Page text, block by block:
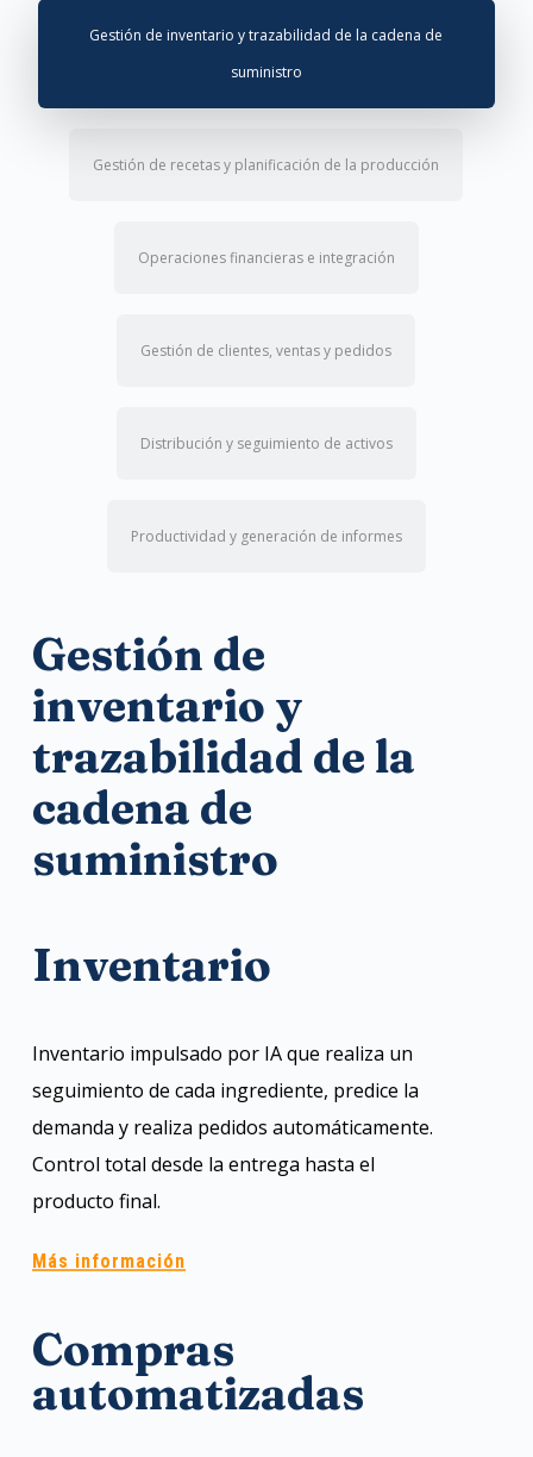
Gestión de inventario y trazabilidad de la cadena de
suministro
Gestión de recetas y planificación de la producción
Operaciones financieras e integración
Gestión de clientes, ventas y pedidos
Distribución y seguimiento de activos
Productividad y generación de informes
Gestión de
inventario y
trazabilidad de la
cadena de
suministro
Inventario
Inventario impulsado por IA que realiza un
seguimiento de cada ingrediente, predice la
demanda y realiza pedidos automáticamente.
Control total desde la entrega hasta el
producto final.
Más información
Compras
automatizadas